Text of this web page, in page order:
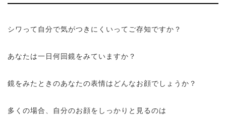
シワって自分で気がつきにくいってご存知ですか？
あなたは一日何回鏡をみていますか？
鏡をみたときのあなたの表情はどんなお顔でしょうか？
多くの場合、自分のお顔をしっかりと見るのは